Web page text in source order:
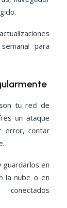
para
tu red de
un ataque
error, contar
guardarlos en
la nube o en